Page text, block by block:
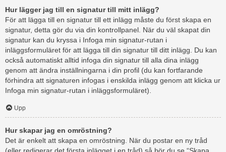
Hur lägger jag till en signatur till mitt inlägg?
För att lägga till en signatur till ett inlägg måste du först skapa en
signatur, detta gör du via din kontrollpanel. När du väl skapat din
signatur kan du kryssa i Infoga min signatur-rutan i
inläggsformuläret för att lägga till din signatur till ditt inlägg. Du kan
också automatiskt alltid infoga din signatur till alla dina inlägg
genom att ändra inställningarna i din profil (du kan fortfarande
förhindra att signaturen infogas i enskilda inlägg genom att klicka ur
Infoga min signatur-rutan i inläggsformuläret).
Upp
Hur skapar jag en omröstning?
Det är enkelt att skapa en omröstning. När du postar en ny tråd